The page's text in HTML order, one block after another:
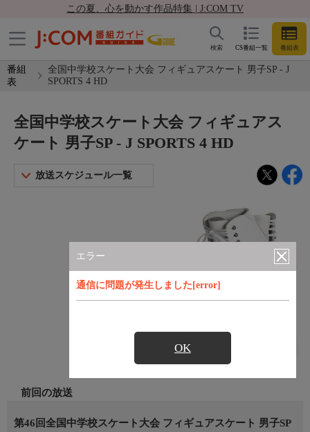
この夏、心を動かす作品特集 | J:COM TV
CS番組一覧 番組表
検索
番組
表
全国中学校スケート大会 フィギュアスケート 男子SP - J
SPORTS 4 HD
エラー
通信に問題が発生しました[error]
OK
全国中学校スケート大会 フィギュアス
ケート 男子SP - J SPORTS 4 HD
放送スケジュール一覧
前回の放送
第46回全国中学校スケート大会 フィギュアスケート 男子SP